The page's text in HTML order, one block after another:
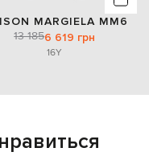
MARGIELA MM6
13 1856 619 грн
16Y